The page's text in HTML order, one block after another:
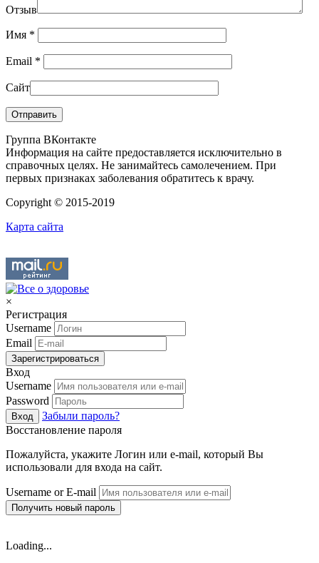
Отзыв
Имя *
Email *
Сайт
Группа ВКонтакте
Информация на сайте предоставляется исключительно в
справочных целях. Не занимайтесь самолечением. При
первых признаках заболевания обратитесь к врачу.
Copyright © 2015-2019
Карта сайта
×
Регистрация
Username
Email
Зарегистрироваться
Вход
Username
Password
Вход
Забыли пароль?
Восстановление пароля
Пожалуйста, укажите Логин или e-mail, который Вы
использовали для входа на сайт.
Username or E-mail
Получить новый пароль
Loading...